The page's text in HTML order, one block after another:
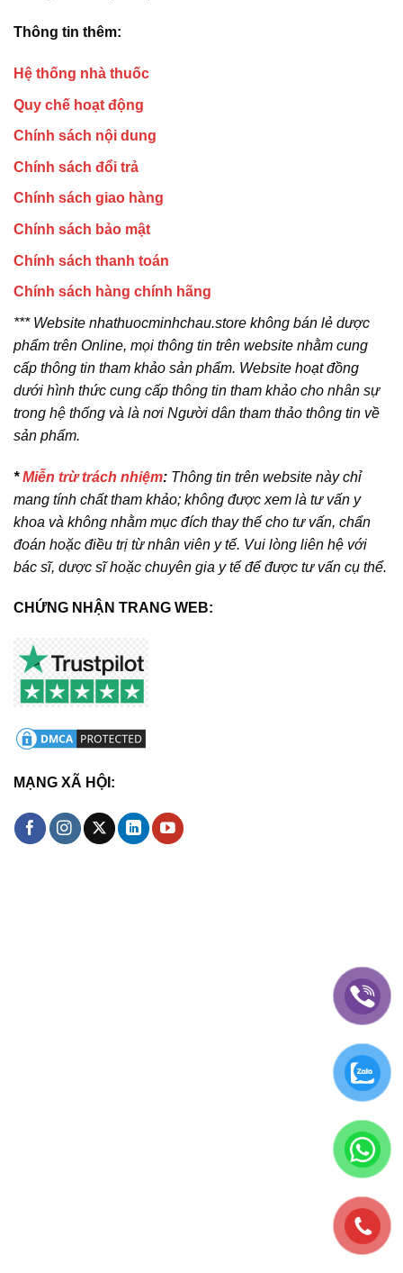
Thông tin thêm:
Hệ thống nhà thuốc
Quy chế hoạt động
Chính sách nội dung
Chính sách đổi trả
Chính sách giao hàng
Chính sách bảo mật
Chính sách thanh toán
Chính sách hàng chính hãng
*** Website nhathuocminhchau.store không bán lẻ dược
phẩm trên Online, mọi thông tin trên website nhằm cung
cấp thông tin tham khảo sản phẩm. Website hoạt đồng
dưới hình thức cung cấp thông tin tham khảo cho nhân sự
trong hệ thống và là nơi Người dân tham thảo thông tin về
sản phẩm.
*Miễn trừ trách nhiệm: Thông tin trên website này chỉ
mang tính chất tham khảo; không được xem là tư vấn y
khoa và không nhằm mục đích thay thế cho tư vấn, chẩn
đoán hoặc điều trị từ nhân viên y tế. Vui lòng liên hệ với
bác sĩ, dược sĩ hoặc chuyên gia y tế để được tư vấn cụ thể.
CHỨNG NHẬN TRANG WEB:
MẠNG XÃ HỘI: